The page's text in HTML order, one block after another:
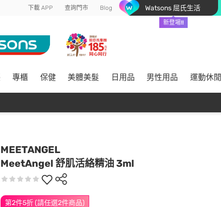
下載 APP 查詢門市 Blog Watsons 屈氏生活
新登場!!
專櫃 保健 美體美髮 日用品 男性用品 運動休閒
MEETANGEL
MeetAngel 舒肌活絡精油 3ml
第2件5折 (請任選2件商品)